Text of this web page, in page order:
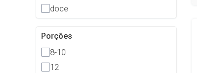
doce
Porções
8-10
12